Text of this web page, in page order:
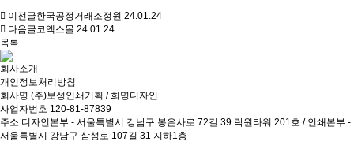
이전글한국공정거래조정원 24.01.24
다음글코엑스몰 24.01.24
목록
회사소개
개인정보처리방침
회사명 (주)보성인쇄기획 / 희명디자인
사업자번호 120-81-87839
주소 디자인본부 - 서울특별시 강남구 봉은사로 72길 39 락원타워 201호 / 인쇄본부 -
서울특별시 강남구 삼성로 107길 31 지하1층